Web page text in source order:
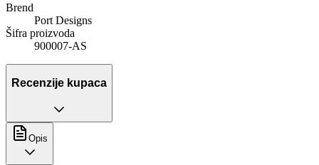
Brend
Port Designs
Šifra proizvoda
900007-AS
Recenzije kupaca
Opis